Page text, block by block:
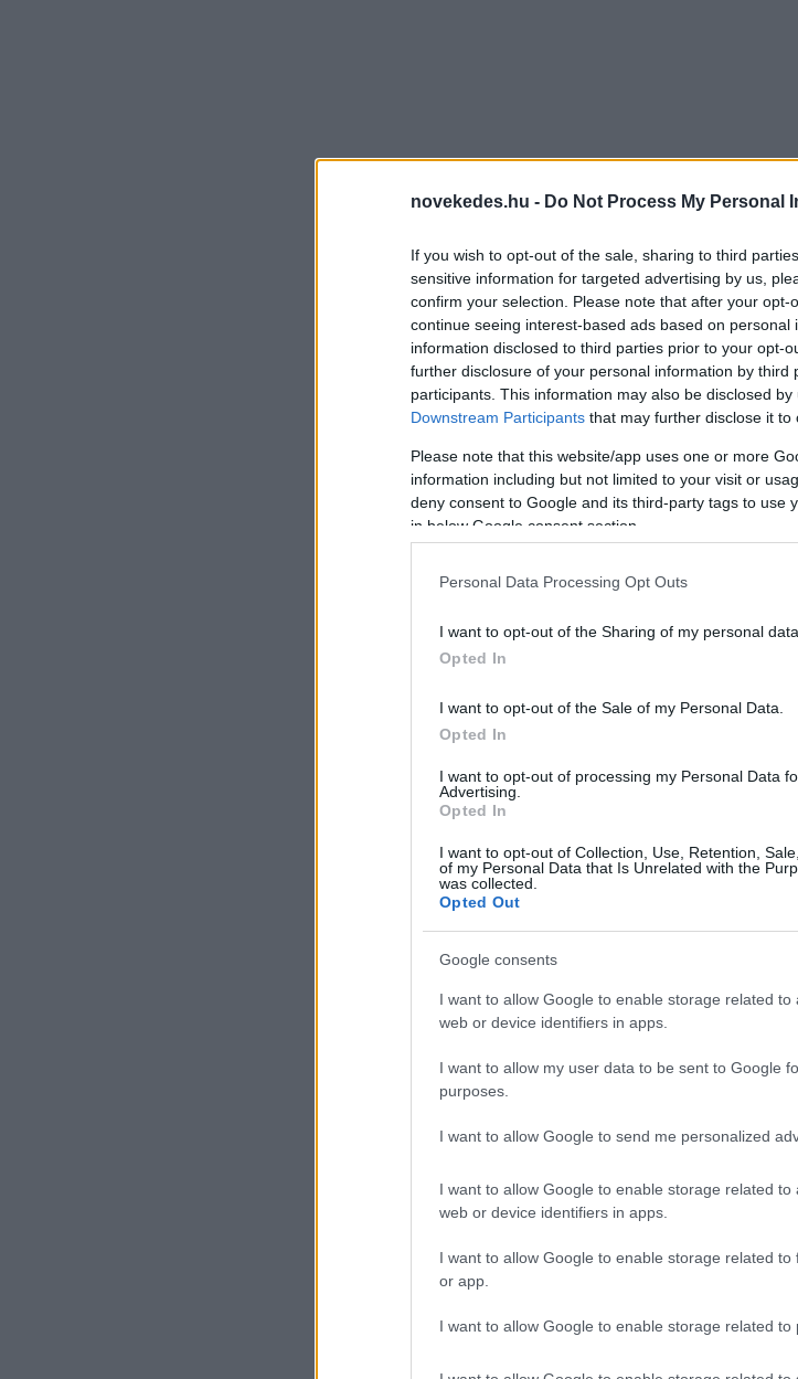
novekedes.hu - Do Not Process My Personal
If you wish to opt-out of the sale, sharing to third
sensitive information for targeted advertising by us,
confirm your selection. Please note that after your
continue seeing interest-based ads based on
information disclosed to third parties prior to your opt-
further disclosure of your personal information by third
participants. This information may also be disclosed
Downstream Participants that may further disclose it to
Please note that this website/app uses one or more
information including but not limited to your visit or
deny consent to Google and its third-party tags to use
in below Google consent section.
Personal Data Processing Opt Outs
I want to opt-out of the Sharing of my personal data.
Opted In
I want to opt-out of the Sale of my Personal Data.
Opted In
I want to opt-out of processing my Personal Data
Advertising.
Opted In
I want to opt-out of Collection, Use, Retention,
of my Personal Data that Is Unrelated with the
was collected.
Opted Out
Google consents
I want to allow Google to enable storage related to
web or device identifiers in apps.
I want to allow my user data to be sent to Google
purposes.
I want to allow Google to send me personalized
I want to allow Google to enable storage related to
web or device identifiers in apps.
I want to allow Google to enable storage related to
or app.
I want to allow Google to enable storage related to